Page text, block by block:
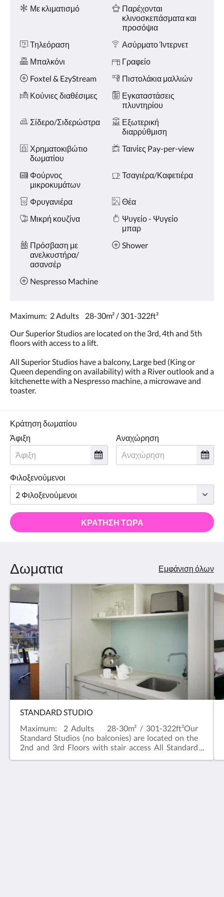
«Προηγούμενο».
Ανέσεις
Με κλιματισμό
Παρέχονται
κλινοσκεπάσματα και
προσόψια
Τηλεόραση
Ασύρματο Ίντερνετ
Μπαλκόνι
Γραφείο
Foxtel & EzyStream
Πιστολάκια μαλλιών
Κούνιες διαθέσιμες
Εγκαταστάσεις
πλυντηρίου
Σίδερο/Σιδερώστρα
Εξωτερική
διαρρύθμιση
Χρηματοκιβώτιο
δωματίου
Ταινίες Pay-per-view
Φούρνος
μικροκυμάτων
Τσαγιέρα/Καφετιέρα
Φρυγανιέρα
Θέα
Μικρή κουζίνα
Ψυγείο - Ψυγείο
μπαρ
Πρόσβαση με
ανελκυστήρα/
ασανσέρ
Shower
Nespresso Machine
Maximum: 2 Adults 28-30m² / 301-322ft²
Our Superior Studios are located on the 3rd, 4th and 5th
floors with access to a lift.
All Superior Studios have a balcony, Large bed (King or
Queen depending on availability) with a River outlook and a
kitchenette with a Nespresso machine, a microwave and
toaster.
Κράτηση δωματίου
Άφιξη
Αναχώρηση
Φιλοξενούμενοι
ΚΡΆΤΗΣΗ ΤΏΡΑ
Δωματια Εμφάνιση όλων
STANDARD STUDIO
Maximum: 2 Adults 28-30m² / 301-322ft²Our
Standard Studios (no balconies) are located on the
2nd and 3rd Floors with stair access All Standard